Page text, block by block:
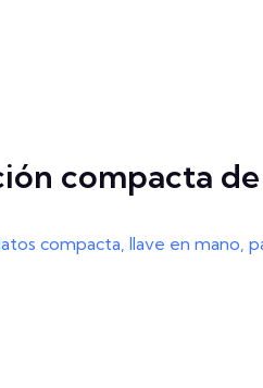
compacta
compacta, llave en